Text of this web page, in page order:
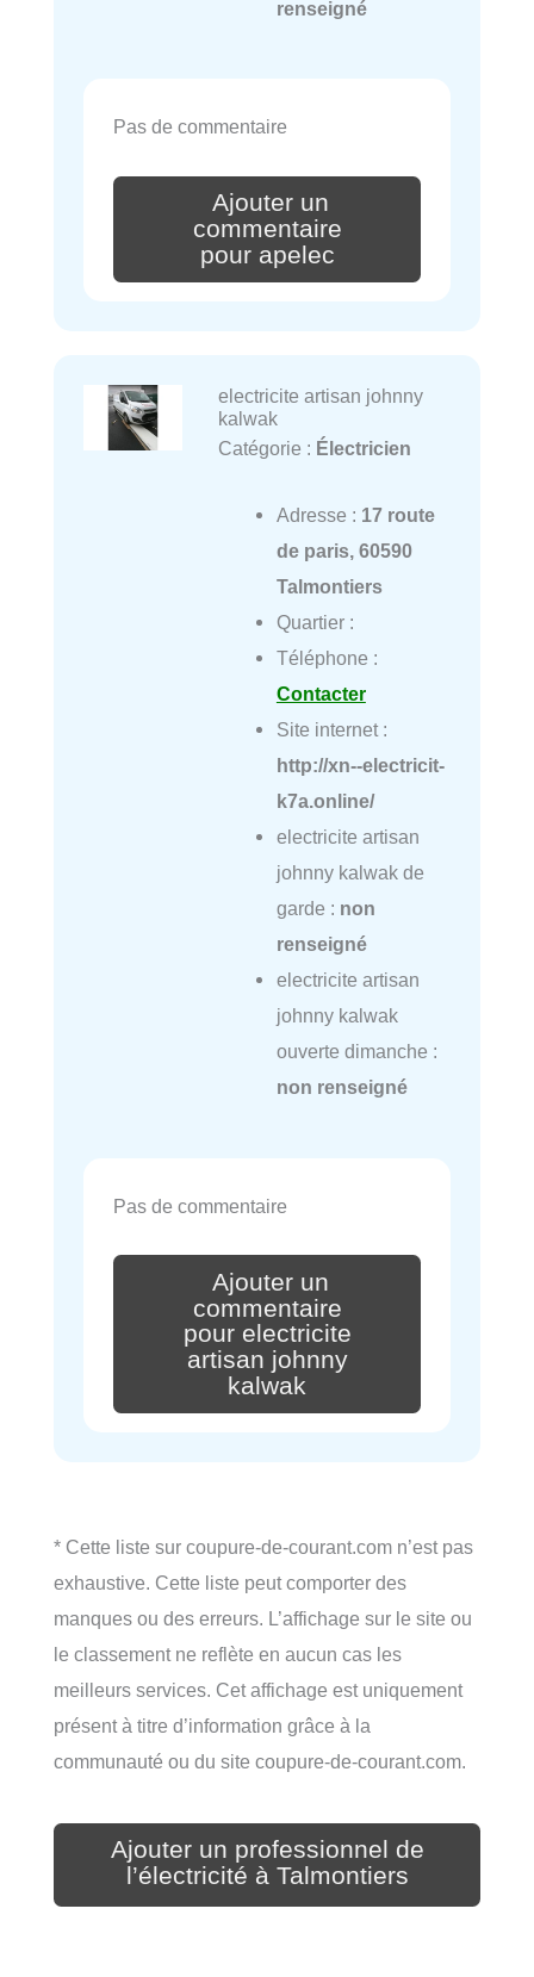
renseigné
Pas de commentaire
Ajouter un
commentaire
pour apelec
electricite artisan johnny
kalwak
Catégorie : Électricien
Adresse : 17 route
de paris, 60590
Talmontiers
Quartier :
Téléphone :
Contacter
Site internet :
http://xn--electricit-
k7a.online/
electricite artisan
johnny kalwak de
garde : non
renseigné
electricite artisan
johnny kalwak
ouverte dimanche :
non renseigné
Pas de commentaire
Ajouter un
commentaire
pour electricite
artisan johnny
kalwak
* Cette liste sur coupure-de-courant.com n’est pas
exhaustive. Cette liste peut comporter des
manques ou des erreurs. L’affichage sur le site ou
le classement ne reflète en aucun cas les
meilleurs services. Cet affichage est uniquement
présent à titre d’information grâce à la
communauté ou du site coupure-de-courant.com.
Ajouter un professionnel de
l’électricité à Talmontiers